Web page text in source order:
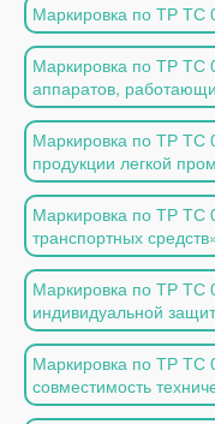
Маркировка по ТР ТС
Маркировка по ТР ТС
аппаратов,
Маркировка по ТР ТС
продукции легкой
Маркировка по ТР ТС
транспортных
Маркировка по ТР ТС
индивидуальной
Маркировка по ТР ТС
совместимость